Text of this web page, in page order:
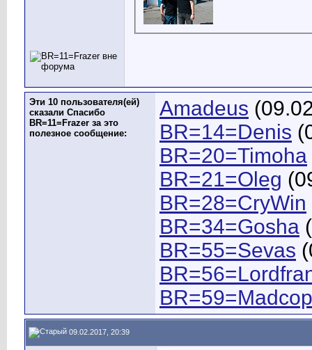
Эти 10 пользователя(ей)
сказали Спасибо
BR=11=Frazer за это
полезное сообщение:
Amadeus
BR=14=Denis
BR=20=Timoha
BR=21=Oleg
BR=28=CryWin
BR=34=Gosha
BR=55=Sevas
BR=59=Madcop
09.02.2017, 20:39